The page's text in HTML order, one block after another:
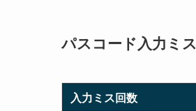
パスコード入力ミ
入力ミス回数